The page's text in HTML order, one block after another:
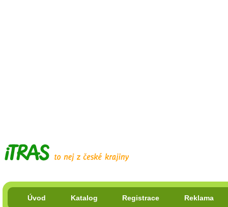
Úvod Katalog Registrace Reklama